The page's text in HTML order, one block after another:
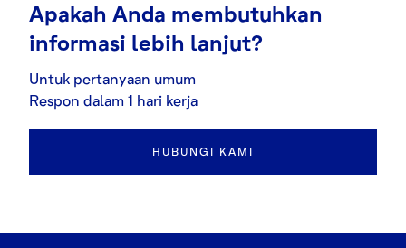
Apakah Anda membutuhkan
informasi lebih lanjut?
Untuk pertanyaan umum
Respon dalam 1 hari kerja
HUBUNGI KAMI